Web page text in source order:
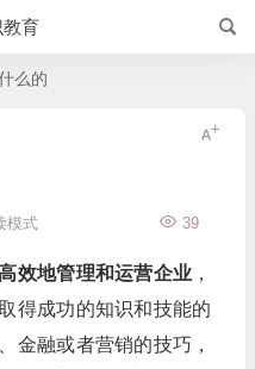
育
么的
39
模式
效地管理和运营企业 ，
得成功的知识和技能的
金融或者营销的技巧，